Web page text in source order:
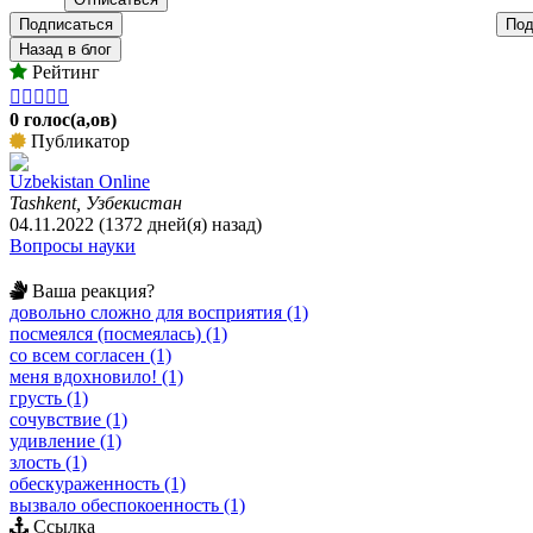
Подписаться
Назад в блог
Рейтинг
    
0 голос(а,ов)
Публикатор
Uzbekistan Online
Tashkent, Узбекистан
04.11.2022 (1372 дней(я) назад)
Вопросы науки
Ваша реакция?
довольно сложно для восприятия (1)
посмеялся (посмеялась) (1)
со всем согласен (1)
меня вдохновило! (1)
грусть (1)
сочувствие (1)
удивление (1)
злость (1)
обескураженность (1)
вызвало обеспокоенность (1)
Ссылка